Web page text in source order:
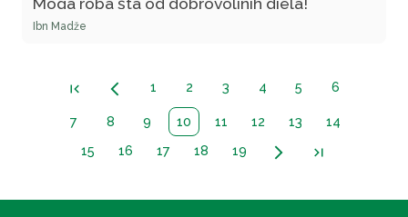
Upotpunite njima ono što nedostaje od
Ibn Madže
first_page arrow_back_ios_new 1 2 3 4 5 6
7 8 9 10 11 12 13
14
15
16 17 18 19 arrow_forward_ios last_page